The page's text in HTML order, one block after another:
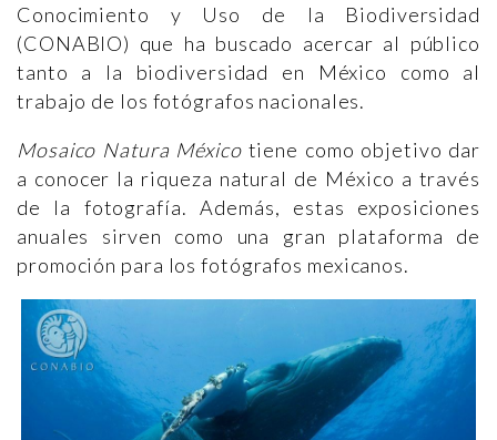
Conocimiento y Uso de la Biodiversidad
(CONABIO) que ha buscado acercar al público
tanto a la biodiversidad en México como al
trabajo de los fotógrafos nacionales.
Mosaico Natura Méxicotiene como objetivo dar
a conocer la riqueza natural de México a través
de la fotografía. Además, estas exposiciones
anuales sirven como una gran plataforma de
promoción para los fotógrafos mexicanos.